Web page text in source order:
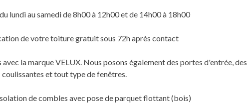
lundi au samedi de 8h00 à 12h00 et de 14h00 à 18h00
de votre toiture gratuit sous 72h après contact
la marque VELUX. Nous posons également des portes d'entrée,
coulissantes et tout type de fenêtres.
de combles avec pose de parquet flottant (bois)